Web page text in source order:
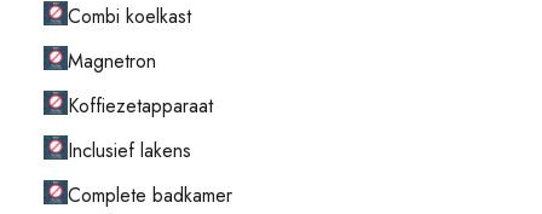
Combi koelkast
Magnetron
Koffiezetapparaat
Inclusief lakens
Complete badkamer